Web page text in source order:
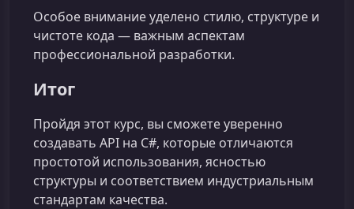
Особое внимание уделено стилю, структуре и
чистоте кода — важным аспектам
профессиональной разработки.
Итог
Пройдя этот курс, вы сможете уверенно
создавать API на C#, которые отличаются
простотой использования, ясностью
структуры и соответствием индустриальным
стандартам качества.